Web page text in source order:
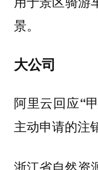
景。
大公司
阿里云回应“
主动申请的注
浙江省自然资